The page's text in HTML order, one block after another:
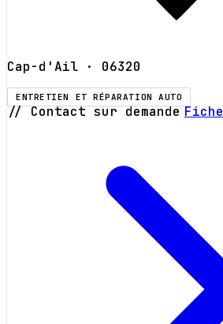
Cap-d'Ail · 06320
ENTRETIEN ET RÉPARATION AUTO
// Contact sur demande Fiche